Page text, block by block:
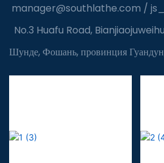
manager@southlathe.com /
No.3 Huafu Road,
Шунде, Фошань, провинция